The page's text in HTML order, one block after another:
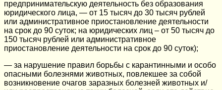
предпринимательскую деятельность без образования
юридического лица, — от 15 тысяч до 30 тысяч рублей
или административное приостановление деятельности
на срок до 90 суток; на юридических лиц – от 50 тысяч до
150 тысяч рублей или административное
приостановление деятельности на срок до 90 суток);
— за нарушение правил борьбы с карантинными и особо
опасными болезнями животных, повлекшее за собой
возникновение очагов заразных болезней животных и/